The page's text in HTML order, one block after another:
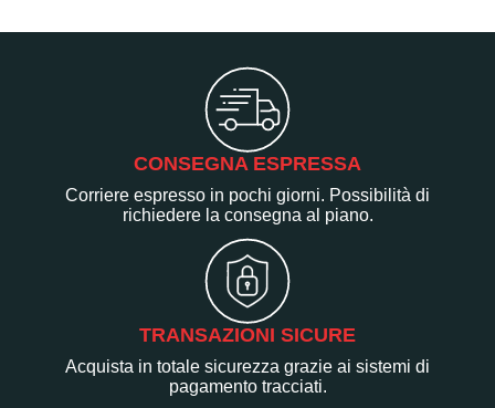
CONSEGNA ESPRESSA
Corriere espresso in pochi giorni. Possibilità di
richiedere la consegna al piano.
TRANSAZIONI SICURE
Acquista in totale sicurezza grazie ai sistemi di
pagamento tracciati.